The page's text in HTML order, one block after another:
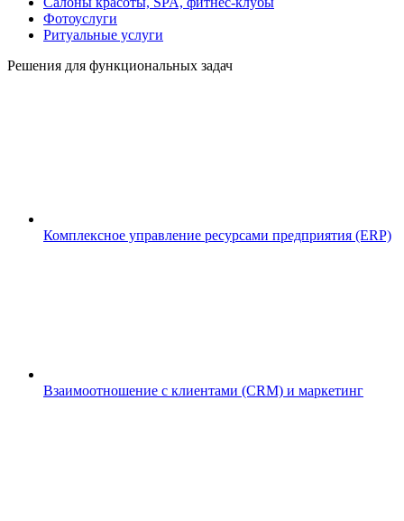
Фотоуслуги
Ритуальные услуги
Решения для функциональных задач
Комплексное управление ресурсами предприятия (ERP)
Взаимоотношение с клиентами (CRM) и маркетинг